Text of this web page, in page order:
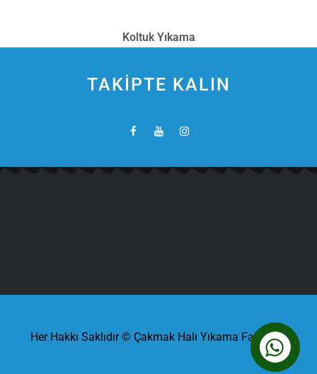
Koltuk Yıkama
TAKİPTE KALIN
Her Hakkı Saklıdır © Çakmak Halı Yıkama Fabrikası